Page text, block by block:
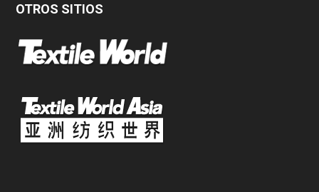
OTROS SITIOS